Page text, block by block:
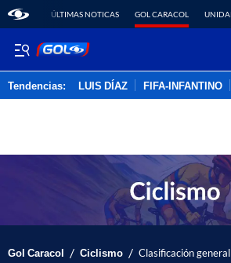
ÚLTIMAS NOTICAS GOL CARACOL
Tendencias: LUIS DÍAZ FIFA-INFANTINO
Gol Caracol / Ciclismo / Clasificación